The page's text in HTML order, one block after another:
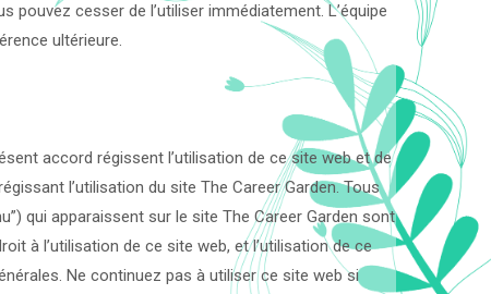
pouvez cesser de l’utiliser immédiatement. L’équipe
ultérieure.
accord régissent l’utilisation de ce site web et de
l’utilisation du site The Career Garden. Tous
qui apparaissent sur le site The Career Garden sont
à l’utilisation de ce site web, et l’utilisation de ce
Ne continuez pas à utiliser ce site web si